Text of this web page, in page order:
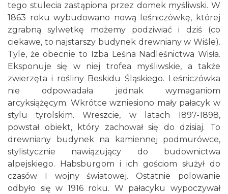
tego stulecia zastąpiona przez domek myśliwski. W
1863 roku wybudowano nową leśniczówkę, której
zgrabną sylwetkę możemy podziwiać i dziś (co
ciekawe, to najstarszy budynek drewniany w Wiśle).
Tyle, że obecnie to Izba Leśna Nadleśnictwa Wisła.
Eksponuje się w niej trofea myśliwskie, a także
zwierzęta i rośliny Beskidu Śląskiego. Leśniczówka
nie odpowiadała jednak wymaganiom
arcyksiążęcym. Wkrótce wzniesiono mały pałacyk w
stylu tyrolskim. Wreszcie, w latach 1897-1898,
powstał obiekt, który zachował się do dzisiaj. To
drewniany budynek na kamiennej podmurówce,
stylistycznie nawiązujący do budownictwa
alpejskiego. Habsburgom i ich gościom służył do
czasów I wojny światowej. Ostatnie polowanie
odbyło się w 1916 roku. W pałacyku wypoczywał